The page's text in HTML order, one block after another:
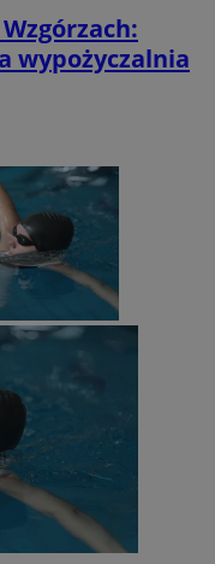
wypożyczalnia